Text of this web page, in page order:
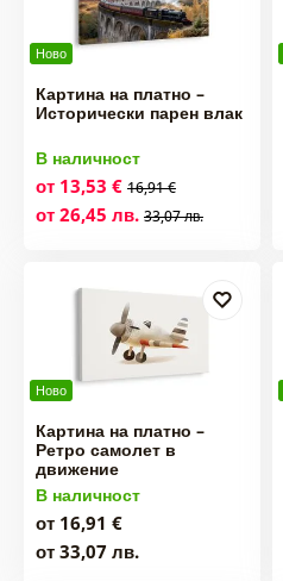
Ново
Картина на платно –
Исторически парен влак
В наличност
от 13,53 € 16,91 €
от 26,45 лв. 33,07 лв.
Ново
Картина на платно –
Ретро самолет в
движение
В наличност
от 16,91 €
от 33,07 лв.